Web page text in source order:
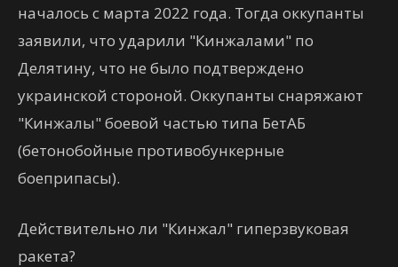
началось с марта 2022 года. Тогда оккупанты
заявили, что ударили "Кинжалами" по
Делятину, что не было подтверждено
украинской стороной. Оккупанты снаряжают
"Кинжалы" боевой частью типа БетАБ
(бетонобойные противобункерные
боеприпасы).
Действительно ли "Кинжал" гиперзвуковая
ракета?